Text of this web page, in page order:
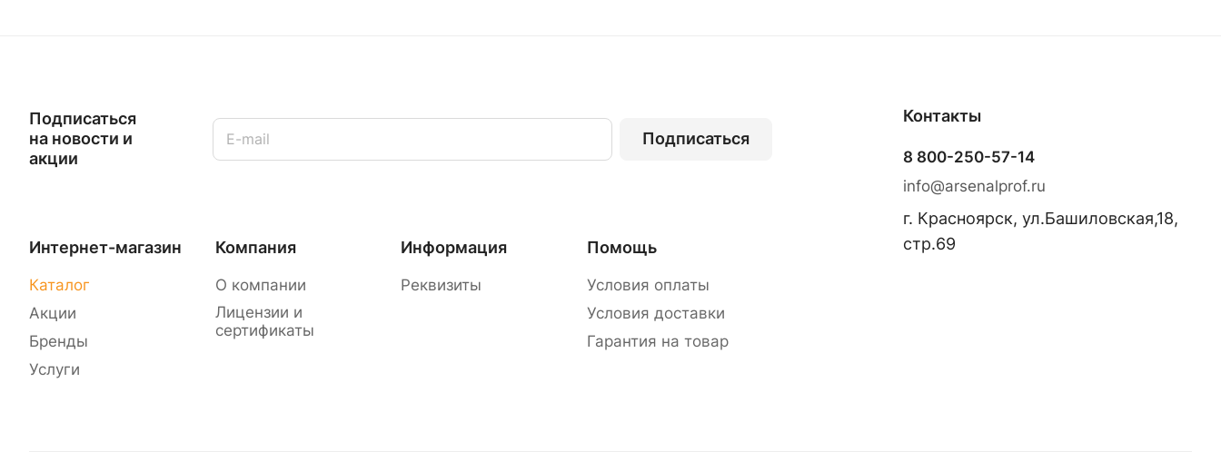
Подписаться
на новости и
акции
Подписаться
Интернет-магазин
Каталог
Акции
Бренды
Услуги
Компания
О компании
Лицензии и
сертификаты
Информация
Реквизиты
Помощь
Условия оплаты
Условия доставки
Гарантия на товар
Контакты
8 800-250-57-14
info@arsenalprof.ru
г. Красноярск, ул.Башиловская,18,
стр.69